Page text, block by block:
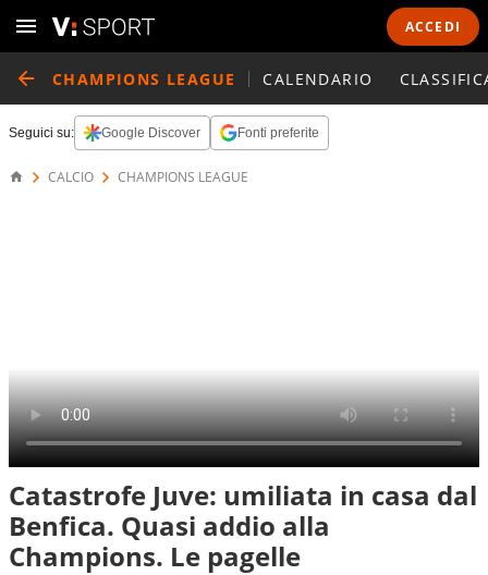
ACCEDI
CHAMPIONS LEAGUE CALENDARIO
Seguici su: Google Discover Fonti preferite
CALCIO CHAMPIONS LEAGUE
Catastrofe Juve: umiliata in casa dal
Benfica. Quasi addio alla
Champions. Le pagelle